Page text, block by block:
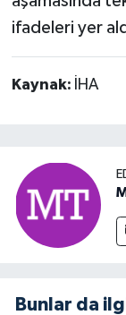
ifadeleri yer
Kaynak: İHA
Bunlar da